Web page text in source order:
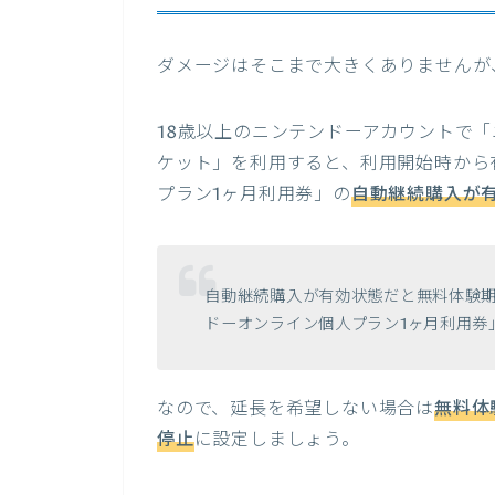
ダメージはそこまで大きくありません
18歳以上のニンテンドーアカウントで
ケット」を利用すると、利用開始時か
プラン1ヶ月利用券」の自動継続購入が
自動継続購入が有効状態だと無料体験
ドーオンライン個人プラン1ヶ月利用
なので、延長を希望しない場合は無料
停止に設定しましょう。